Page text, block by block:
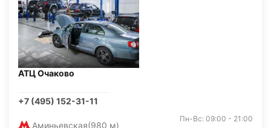
АТЦ Очаково
+7 (495) 152-31-11
Аминьевская(980 м)
Пн-Вс: 09:00 - 21:00